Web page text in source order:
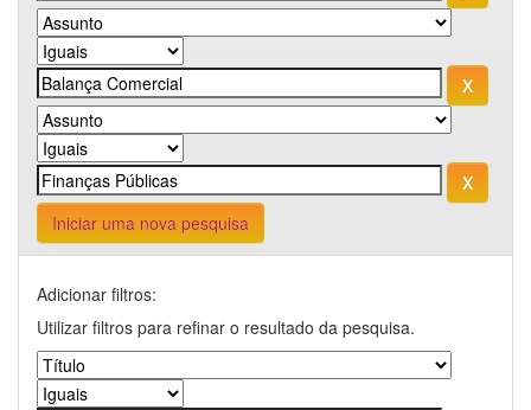
Iniciar uma nova pesquisa
Adicionar filtros:
Utilizar filtros para refinar o resultado da pesquisa.